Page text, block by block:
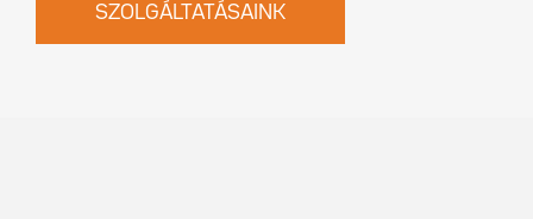
SZOLGÁLTATÁSAINK